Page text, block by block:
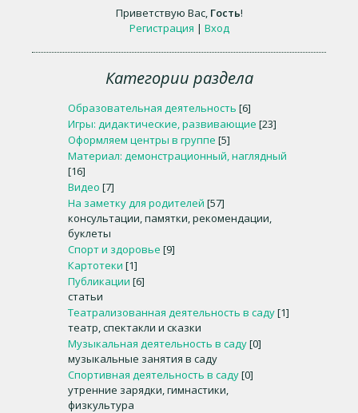
Приветствую Вас, Гость!
Регистрация | Вход
Категории раздела
Образовательная деятельность [6]
Игры: дидактические, развивающие [23]
Оформляем центры в группе [5]
Материал: демонстрационный, наглядный
[16]
Видео [7]
На заметку для родителей [57]
консультации, памятки, рекомендации,
буклеты
Спорт и здоровье [9]
Картотеки [1]
Публикации [6]
статьи
Театрализованная деятельность в саду[1]
театр, спектакли и сказки
Музыкальная деятельность в саду[0]
музыкальные занятия в саду
Спортивная деятельность в саду[0]
утренние зарядки, гимнастики,
физкультура